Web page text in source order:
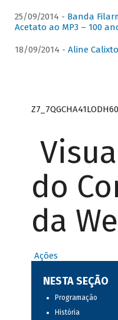
25/09/2014 - Banda
Acetato ao MP3 – 100
18/09/2014 - Aline
do
da
Ações
NESTA SEÇÃO
Programação
História